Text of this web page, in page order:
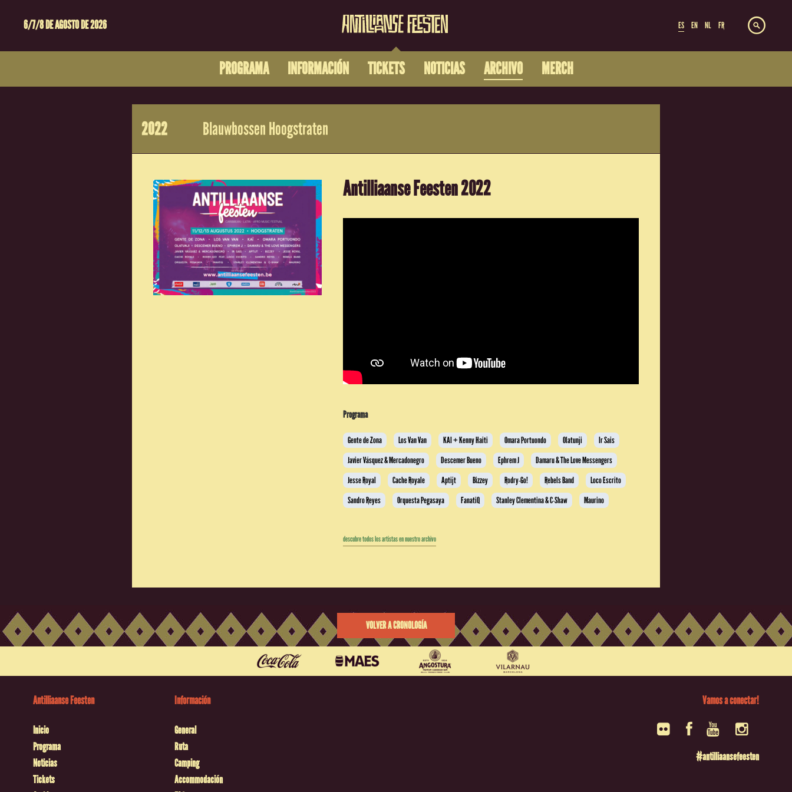
6/7/8 DE AGOSTO DE 2026 ES EN NL FR
PROGRAMA INFORMACIÓN TICKETS NOTICIAS ARCHIVO MERCH
2022 Blauwbossen Hoogstraten
Antilliaanse Feesten 2022
Programa
Gente de Zona Los Van Van KAI + Kenny Haiti Omara Portuondo Olatunji
Ir Sais
Javier Vásquez & Mercadonegro
Descemer Bueno Ephrem J
Damaru & The Love Messengers
Jesse Royal
Cache Royale Aptijt Bizzey Rodry-Go! Rebels Band
Loco Escrito
Sandro Reyes
Orquesta Pegasaya FanatiQ Stanley Clementina & C-Shaw Maurino
descubre todos los artistas en nuestro archivo
VOLVER A CRONOLOGÍA
Antilliaanse Feesten
Inicio
Programa
Noticias
Tickets
Información
General
Ruta
Camping
Accommodación
Vamos a conectar!
#antilliaansefeesten